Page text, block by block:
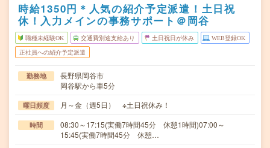
時給1350円＊人気の紹介予定派遣！土日祝
休！入力メインの事務サポート＠岡谷
職種未経験OK 交通費別途支給あり 土日祝日が休み WEB登録OK
正社員への紹介予定派遣
勤務地
長野県岡谷市
岡谷駅から車5分
曜日頻度 月～金（週5日） ※土日祝休み！
時間
08:30～17:15(実働7時間45分 休憩1時間)07:00～
15:45(実働7時間45分 休憩…